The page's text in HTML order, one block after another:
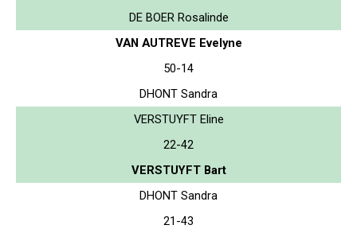
DE BOER Rosalinde
VAN AUTREVE Evelyne
50-14
DHONT Sandra
VERSTUYFT Eline
22-42
VERSTUYFT Bart
DHONT Sandra
21-43